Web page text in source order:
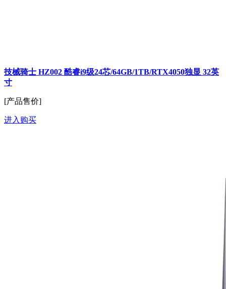
技械骑士 HZ002 酷睿i9级24芯/64GB/1TB/RTX4050独显 32英
寸
[产品售价]
进入购买